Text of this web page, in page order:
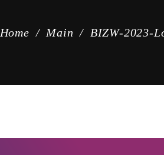
Home / Main / BIZW-2023-